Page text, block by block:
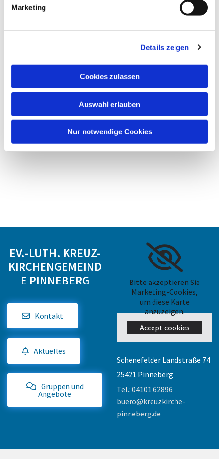
Marketing
Details zeigen
Cookies zulassen
Auswahl erlauben
Nur notwendige Cookies
EV.-LUTH. KREUZ-
KIRCHENGEMEIND
E PINNEBERG
Kontakt
Aktuelles
Gruppen und
Angebote
Bitte akzeptieren Sie
Marketing-Cookies,
um diese Karte
anzuzeigen.
Accept cookies
Schenefelder Landstraße 74
25421 Pinneberg
Tel.: 04101 62896
buero@kreuzkirche-
pinneberg.de